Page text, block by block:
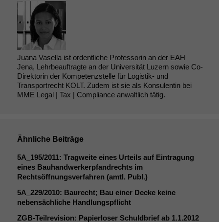
Juana Vasella ist ordentliche Professorin an der EAH
Jena, Lehrbeauftragte an der Universität Luzern sowie Co-
Direktorin der Kompetenzstelle für Logistik- und
Transportrecht KOLT. Zudem ist sie als Konsulentin bei
MME Legal | Tax | Compliance anwaltlich tätig.
Ähnliche Beiträge
5A_195/2011: Tragweite eines Urteils auf Eintragung
eines Bauhandwerkerpfandrechts im
Rechtsöffnungsverfahren (amtl. Publ.)
5A_229/2010: Baurecht; Bau einer Decke keine
nebensächliche Handlungspflicht
ZGB-Teilrevision: Papierloser Schuldbrief ab 1.1.2012